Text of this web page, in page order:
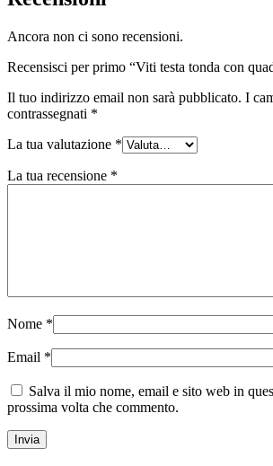
Ancora non ci sono recensioni.
Recensisci per primo “Viti testa tonda con
Il tuo indirizzo email non sarà pubblicato. I
contrassegnati *
La tua valutazione *
La tua recensione *
Nome *
Email *
Salva il mio nome, email e sito web in
prossima volta che commento.